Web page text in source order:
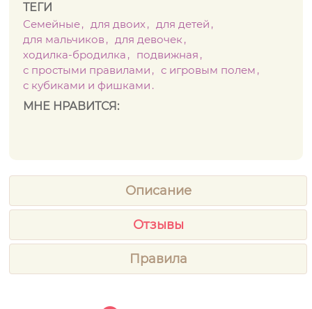
ТЕГИ
Семейные
для двоих
для детей
для мальчиков
для девочек
ходилка-бродилка
подвижная
с простыми правилами
с игровым полем
с кубиками и фишками
МНЕ НРАВИТСЯ:
Описание
Отзывы
Правила